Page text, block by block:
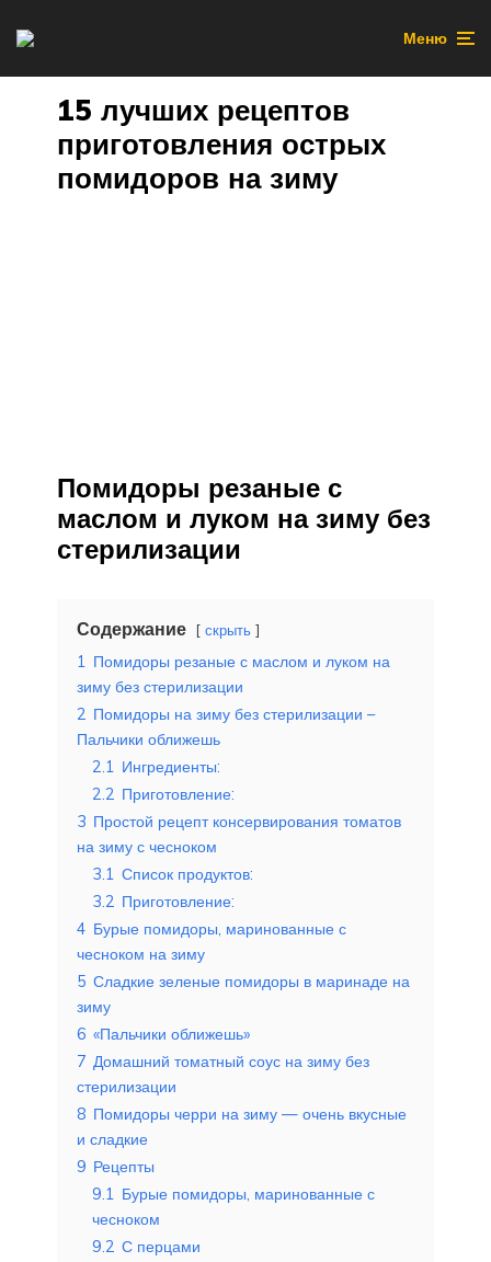
Меню
15 лучших рецептов
приготовления острых
помидоров на зиму
Помидоры резаные с
маслом и луком на зиму без
стерилизации
Содержание скрыть
1 Помидоры резаные с маслом и луком на
зиму без стерилизации
2 Помидоры на зиму без стерилизации –
Пальчики оближешь
2.1 Ингредиенты:
2.2 Приготовление:
3 Простой рецепт консервирования томатов
на зиму с чесноком
3.1 Список продуктов:
3.2 Приготовление:
4 Бурые помидоры, маринованные с
чесноком на зиму
5 Сладкие зеленые помидоры в маринаде на
зиму
6 «Пальчики оближешь»
7 Домашний томатный соус на зиму без
стерилизации
8 Помидоры черри на зиму — очень вкусные
и сладкие
9 Рецепты
9.1 Бурые помидоры, маринованные с
чесноком
9.2 С перцами